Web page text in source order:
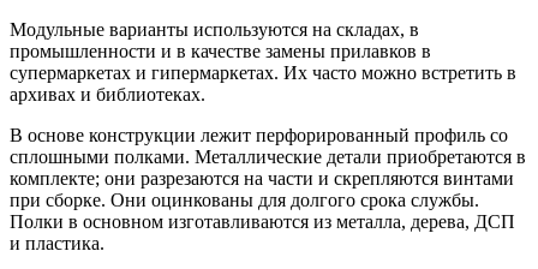
Модульные варианты используются на складах, в
промышленности и в качестве замены прилавков в
супермаркетах и гипермаркетах. Их часто можно встретить в
архивах и библиотеках.
В основе конструкции лежит перфорированный профиль со
сплошными полками. Металлические детали приобретаются в
комплекте; они разрезаются на части и скрепляются винтами
при сборке. Они оцинкованы для долгого срока службы.
Полки в основном изготавливаются из металла, дерева, ДСП
и пластика.